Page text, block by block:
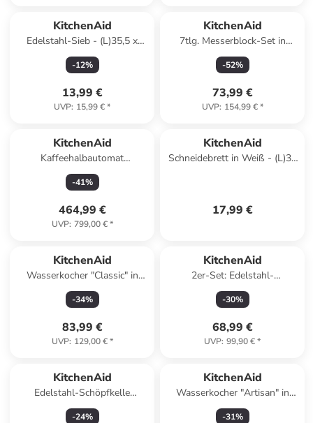
KitchenAid
Edelstahl-Sieb - (L)35,5 x
(B)13 cm
-12%
13,99 €
UVP: 15,99 €*
KitchenAid
7tlg. Messerblock-Set in
Natur/ Schwarz
-52%
73,99 €
UVP: 154,99 €*
KitchenAid
Kaffeehalbautomat
"5KES6551" in Rot
-41%
464,99 €
UVP: 799,00 €*
KitchenAid
Schneidebrett in Weiß - (L)35
17,99 €
KitchenAid
Wasserkocher "Classic" in
Schwarz - 1,25 l
-34%
83,99 €
UVP: 129,00 €*
KitchenAid
2er-Set: Edelstahl-
Bratpfannen "Classic"
-30%
68,99 €
UVP: 99,90 €*
KitchenAid
Edelstahl-Schöpfkelle
"Premium" - (L)31 cm
-24%
KitchenAid
Wasserkocher "Artisan" in
Dunkelrot - 1,5 l
-31%